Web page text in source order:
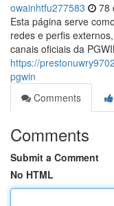
owainhtfu277583 78
Esta página serve
redes e perfis
canais oficiais da
https://
pgwin
Comments
Comments
Submit a Comment
No HTML